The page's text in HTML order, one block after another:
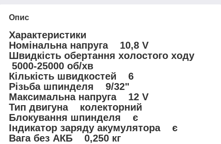
Опис
Характеристики
Номінальна напруга 10,8 V
Швидкість обертання холостого ходу
5000-25000 об/хв
Кількість швидкостей 6
Різьба шпинделя 9/32"
Максимальна напруга 12 V
Тип двигуна колекторний
Блокування шпинделя є
Індикатор заряду акумулятора є
Вага без АКБ 0,250 кг